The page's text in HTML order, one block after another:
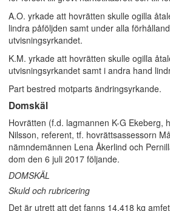
A.O. yrkade att hovrätten skulle ogilla
lindra påföljden samt under alla
utvisningsyrkandet.
K.M. yrkade att hovrätten skulle ogilla
utvisningsyrkandet samt i andra hand
Part bestred motparts ändringsyrkande.
Domskäl
Hovrätten (f.d. lagmannen K-G Ekeberg,
Nilsson, referent, tf. hovrättsassessorn
nämndemännen Lena Åkerlind och
dom den 6 juli 2017 följande.
DOMSKÄL
Skuld och rubricering
Det är utrett att det fanns 14,418 kg